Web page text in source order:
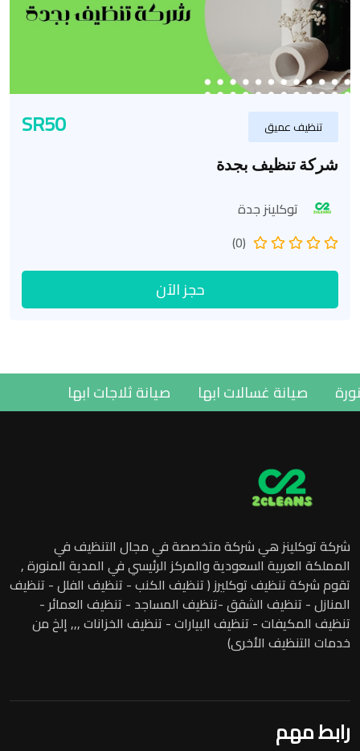
تنظيف عميق SR50
شركة تنظيف بجدة
توكلينز جدة
(0)
حجز الآن
المنورة صيانة غسالات ابها صيانة ثلاجات ابها
شركة توكلينز هي شركة متخصصة في مجال التنظيف في
المملكة العربية السعودية والمركز الرئيسي في المدية المنورة ,
تقوم شركة تنظيف توكليرز ( تنظيف الكنب - تنظيف الفلل - تنظيف
المنازل - تنظيف الشقق -تنظيف المساجد - تنظيف العمائر -
تنظيف المكيفات - تنظيف البيارات - تنظيف الخزانات ,,, إلخ من
خدمات التنظيف الأخرى)
رابط مهم